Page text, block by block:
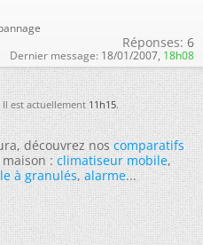
Réponses: 6
Dernier message: 18/01/2007, 18h08
Il est actuellement11h15.
découvrez noscomparatifs
:climatiseur mobile,
à granulés,alarme...